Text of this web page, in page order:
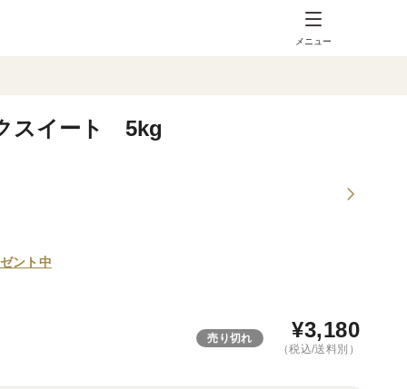
メニュー
スイート 5kg
ント中
売り切れ ¥3,180
（税込/送料別）